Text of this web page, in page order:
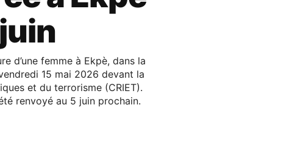
d’une femme à Ekpè, dans la
15 mai 2026 devant la
et du terrorisme (CRIET).
renvoyé au 5 juin prochain.